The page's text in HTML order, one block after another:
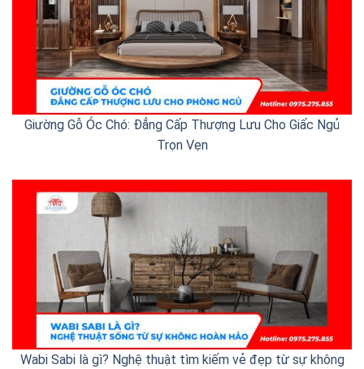
Giường Gỗ Óc Chó: Đẳng Cấp Thượng Lưu Cho Giấc Ngủ
Trọn Vẹn
Wabi Sabi là gì? Nghệ thuật tìm kiếm vẻ đẹp từ sự không